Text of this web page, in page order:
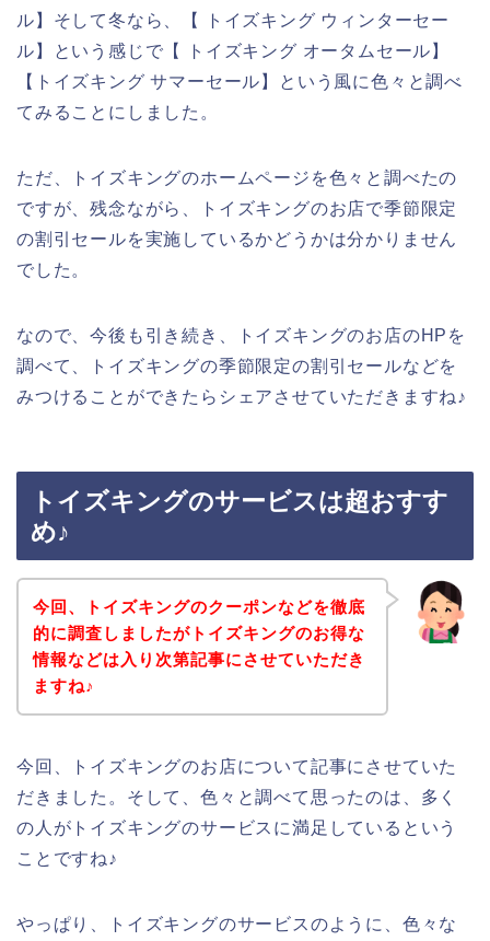
ル】そして冬なら、【 トイズキング ウィンターセー
ル】という感じで【 トイズキング オータムセール】
【トイズキング サマーセール】という風に色々と調べ
てみることにしました。
ただ、トイズキングのホームページを色々と調べたの
ですが、残念ながら、トイズキングのお店で季節限定
の割引セールを実施しているかどうかは分かりません
でした。
なので、今後も引き続き、トイズキングのお店のHPを
調べて、トイズキングの季節限定の割引セールなどを
みつけることができたらシェアさせていただきますね♪
トイズキングのサービスは超おすす
め♪
今回、トイズキングのクーポンなどを徹底
的に調査しましたがトイズキングのお得な
情報などは入り次第記事にさせていただき
ますね♪
今回、トイズキングのお店について記事にさせていた
だきました。そして、色々と調べて思ったのは、多く
の人がトイズキングのサービスに満足しているという
ことですね♪
やっぱり、トイズキングのサービスのように、色々な